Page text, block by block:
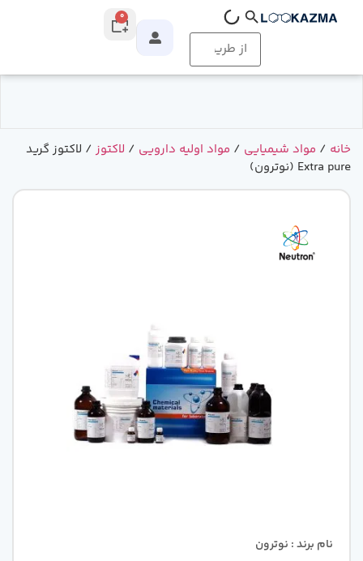
0
خانه / مواد شیمیایی / مواد اولیه دارویی / لاکتوز / لاکتوز گرید
Extra pure (نوترون)
نام برند : نوترون